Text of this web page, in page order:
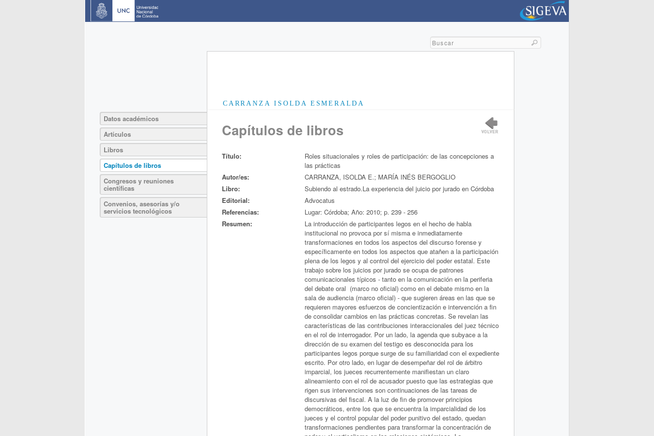
CARRANZA ISOLDA ESMERALDA
Datos académicos
Artículos
Libros
Capítulos de libros
Congresos y reuniones
científicas
Convenios, asesorías y/o
servicios tecnológicos
Capítulos de libros
Título:
Roles situacionales y roles de participación: de las concepciones a
las prácticas
Autor/es:
CARRANZA, ISOLDA E.; MARÍA INÉS BERGOGLIO
Libro:
Subiendo al estrado.La experiencia del juicio por jurado en Córdoba
Editorial:
Advocatus
Referencias:
Lugar: Córdoba; Año: 2010; p. 239 - 256
Resumen:
La introducción de participantes legos en el hecho de habla
institucional no provoca por sí misma e inmediatamente
transformaciones en todos los aspectos del discurso forense y
específicamente en todos los aspectos que atañen a la participación
plena de los legos y al control del ejercicio del poder estatal. Este
trabajo sobre los juicios por jurado se ocupa de patrones
comunicacionales típicos - tanto en la comunicación en la periferia
del debate oral (marco no oficial) como en el debate mismo en la
sala de audiencia (marco oficial) - que sugieren áreas en las que se
requieren mayores esfuerzos de concientización e intervención a fin
de consolidar cambios en las prácticas concretas. Se revelan las
características de las contribuciones interaccionales del juez técnico
en el rol de interrogador. Por un lado, la agenda que subyace a la
dirección de su examen del testigo es desconocida para los
participantes legos porque surge de su familiaridad con el expediente
escrito. Por otro lado, en lugar de desempeñar del rol de árbitro
imparcial, los jueces recurrentemente manifiestan un claro
alineamiento con el rol de acusador puesto que las estrategias que
rigen sus intervenciones son continuaciones de las tareas de
discursivas del fiscal. A la luz de fin de promover principios
democráticos, entre los que se encuentra la imparcialidad de los
jueces y el control popular del poder punitivo del estado, quedan
transformaciones pendientes para transformar la concentración de